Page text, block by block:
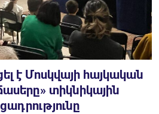
է Մոսկվայի հայկական
տիկնիկային